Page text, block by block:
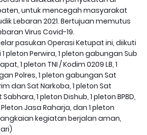
untuk mencegah masyarakat
Lebaran 2021. Bertujuan memutus
Virus Covid-19.
pasukan Operasi Ketupat ini, diikuti
pleton Perwira, 1 pleton gabungan Sub
1 pleton TNI / Kodim 0209 LB, 1
Polres, 1 pleton gabungan Sat
dan Sat Narkoba, 1 pleton Sat
1 pleton Dishub, 1 pleton BPBD,
Pleton Jasa Raharja, dan 1 pleton
kegiatan berjalan aman,